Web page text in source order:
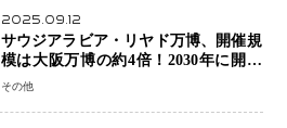
2025.09.12
サウジアラビア・リヤド万博、開催規
模は大阪万博の約4倍！2030年に開幕
予定
その他